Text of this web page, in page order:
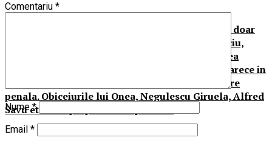
Culmea, cu toate ca la DNA ST Ploiesti nu mai
activeaza nici un procuror, unitatea functionand doar
cu o sefa de pe la Buzau si un procuror de serviciu,
aceasta unitate „sustine” ca s-a inceput urmarirea
penala in „rem”, pentru fapte, in mod fals – deoarece in
acest dosar nu s-a efectuat nici un act de urmarire
penala. Obiceiurile lui Onea, Negulescu Giruela, Alfred
Savu etc sunt perpetuate in prezent.
Comentariu *
Nume*
Email *